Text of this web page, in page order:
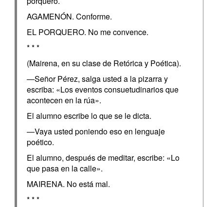
AGAMENÓN. Conforme.
EL PORQUERO. No me convence.
* * *
(Mairena, en su clase de Retórica y Poética).
—Señor Pérez, salga usted a la pizarra y
escriba: «Los eventos consuetudinarios que
acontecen en la rúa».
El alumno escribe lo que se le dicta.
—Vaya usted poniendo eso en lenguaje
poético.
El alumno, después de meditar, escribe: «Lo
que pasa en la calle».
MAIRENA. No está mal.
* * *